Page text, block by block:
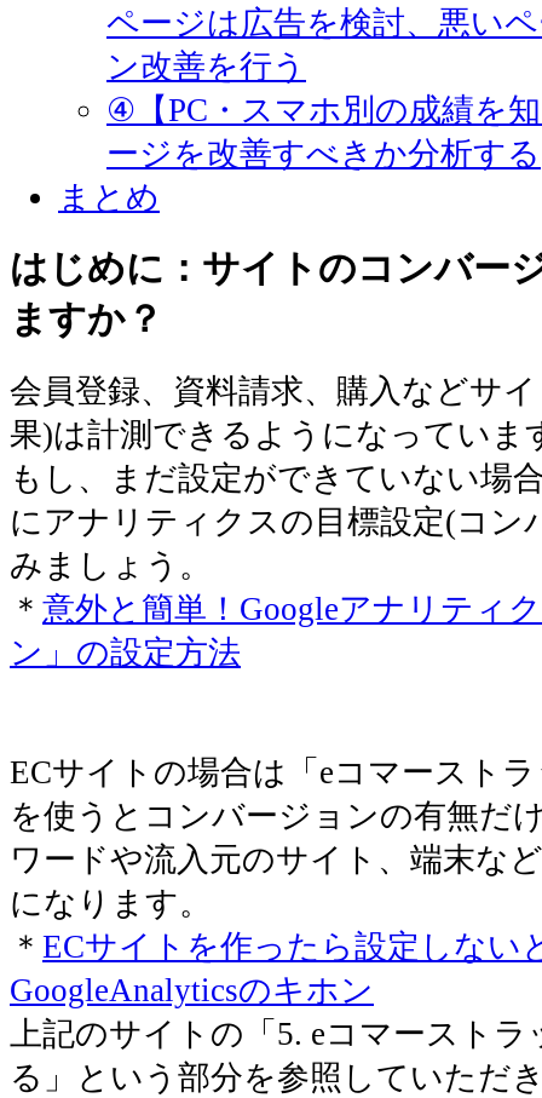
ページは広告を検討、悪い
ン改善を行う
④【PC・スマホ別の成績を
ージを改善すべきか分析する
まとめ
はじめに：サイトのコンバー
ますか？
会員登録、資料請求、購入などサ
果)は計測できるようになっていま
もし、まだ設定ができていない場
にアナリティクスの目標設定(コン
みましょう。
＊ 意外と簡単！Googleアナリティ
ン」の設定方法
ECサイトの場合は「eコマースト
を使うとコンバージョンの有無だ
ワードや流入元のサイト、端末な
になります。
＊ ECサイトを作ったら設定しない
GoogleAnalyticsのキホン
上記のサイトの「5. eコマースト
る」という部分を参照していただ